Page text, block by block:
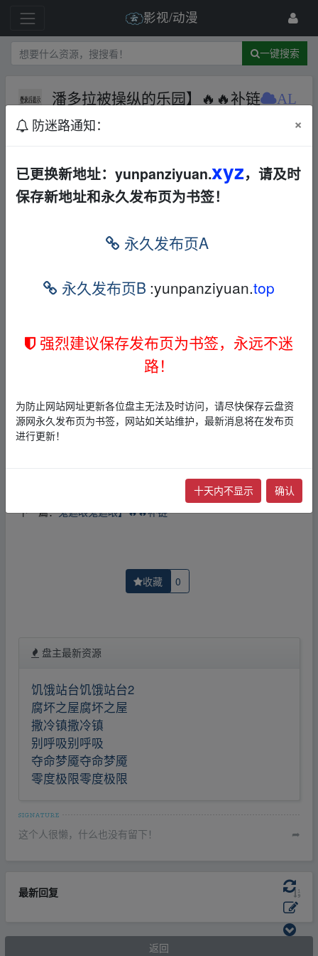
影视/动漫
一键搜索
潘多拉被操纵的乐园】🔥🔥补链 AL
1 级 超级大资源
、fr、om w﹏ww.y﹏un pan▂zi▁yu an.xy z
、fr、om w﹏ww.y﹏un pan▂zi▁yu an.xy z
介绍展示帖子，本站不存储任何实质资源数据
。
2，本文内容仅代表作者本人观点，不代表本网站立场，作
所有！其实际管理权为帖子发布者所有，本站无法操作相
关资源。
4，如您认为本站任何介绍帖侵犯了您的合法版权，请点击
版权投诉
下一篇：鬼遮眼鬼遮眼】🔥🔥补链
收藏 0
盘主最新资源
饥饿站台饥饿站台2
腐坏之屋腐坏之屋
撒冷镇撒冷镇
别呼吸别呼吸
夺命梦魇夺命梦魇
零度极限零度极限
这个人很懒，什么也没有留下！ ➦
最新回复
返回
防迷路通知： ×
已更换新地址：yunpanziyuan.xyz，请及时
保存新地址和永久发布页为书签！
永久发布页A
永久发布页B :yunpanziyuan.top
强烈建议保存发布页为书签，永远不迷
路！
为防止网站网址更新各位盘主无法及时访问，请尽快保存云盘资
源网永久发布页为书签，网站如关站维护，最新消息将在发布页
进行更新！
十天内不显示 确认